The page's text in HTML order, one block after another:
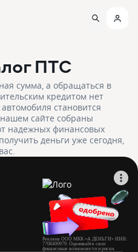
ПТС
сумма, а обращаться в
кредитом нет
становится
сайте собраны
надежных финансовых
деньги уже сегодня,
Реклама ООО МКК «А ДЕНЬГИ» ИНН:
7708400979. Оценивайте свои
финансовые возможности и риски.